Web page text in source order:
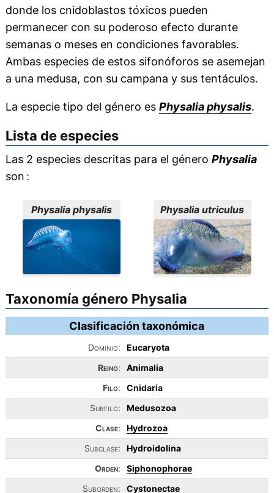
donde los cnidoblastos tóxicos pueden
permanecer con su poderoso efecto durante
semanas o meses en condiciones favorables.
Ambas especies de estos sifonóforos se asemejan
a una medusa, con su campana y sus tentáculos.
La especie tipo del género es Physalia physalis.
Lista de especies
Las 2 especies descritas para el género Physalia
son :
Physalia physalis Physalia utriculus
Taxonomía género Physalia
Clasificación taxonómica
Dominio:
Eucaryota
Reino:
Animalia
Filo:
Cnidaria
Subfilo:
Medusozoa
Clase:
Hydrozoa
Subclase:
Hydroidolina
Orden:
Siphonophorae
Suborden:
Cystonectae